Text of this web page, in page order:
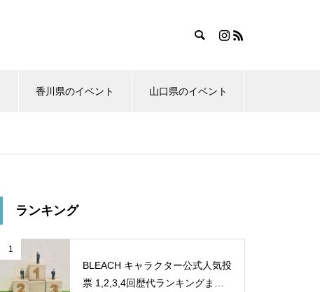
香川県のイベント 山口県のイベント
ランキング
1
BLEACH キャラクター公式人気投
票 1,2,3,4回歴代ランキングまと